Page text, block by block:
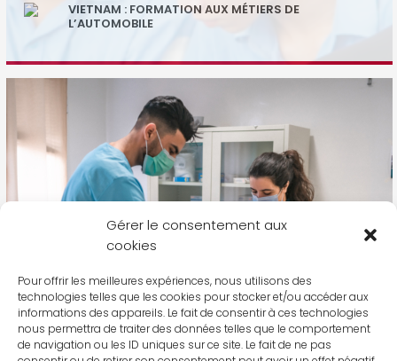
Gérer le consentement aux
cookies
Pour offrir les meilleures expériences, nous utilisons des
technologies telles que les cookies pour stocker et/ou accéder aux
informations des appareils. Le fait de consentir à ces technologies
nous permettra de traiter des données telles que le comportement
de navigation ou les ID uniques sur ce site. Le fait de ne pas
VIETNAM : FORMATION AUX MÉTIERS DE
L’AUTOMOBILE
MAROC : FORMATION D’AIDE À LA PERSONNE À AUTONOMIE
RÉDUITE (FAPAR)